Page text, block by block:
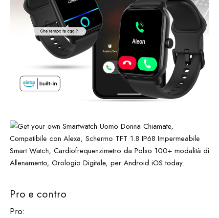
Pro e contro
Pro: